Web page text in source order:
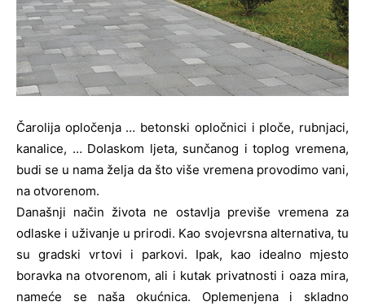
Čarolija opločenja … betonski opločnici i ploče, rubnjaci,
kanalice, … Dolaskom ljeta, sunčanog i toplog vremena,
budi se u nama želja da što više vremena provodimo vani,
na otvorenom.
Današnji način života ne ostavlja previše vremena za
odlaske i uživanje u prirodi. Kao svojevrsna alternativa, tu
su gradski vrtovi i parkovi. Ipak, kao idealno mjesto
boravka na otvorenom, ali i kutak privatnosti i oaza mira,
nameće se naša okućnica. Oplemenjena i skladno